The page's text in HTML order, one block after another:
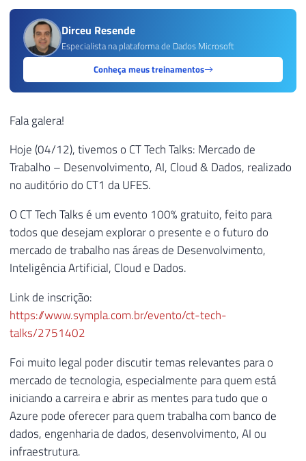
Dirceu Resende
Especialista na plataforma de Dados Microsoft
Conheça meus treinamentos
Fala galera!
Hoje (04/12), tivemos o CT Tech Talks: Mercado de
Trabalho – Desenvolvimento, AI, Cloud & Dados, realizado
no auditório do CT1 da UFES.
O CT Tech Talks é um evento 100% gratuito, feito para
todos que desejam explorar o presente e o futuro do
mercado de trabalho nas áreas de Desenvolvimento,
Inteligência Artificial, Cloud e Dados.
Link de inscrição:
https://www.sympla.com.br/evento/ct-tech-
talks/2751402
Foi muito legal poder discutir temas relevantes para o
mercado de tecnologia, especialmente para quem está
iniciando a carreira e abrir as mentes para tudo que o
Azure pode oferecer para quem trabalha com banco de
dados, engenharia de dados, desenvolvimento, AI ou
infraestrutura.